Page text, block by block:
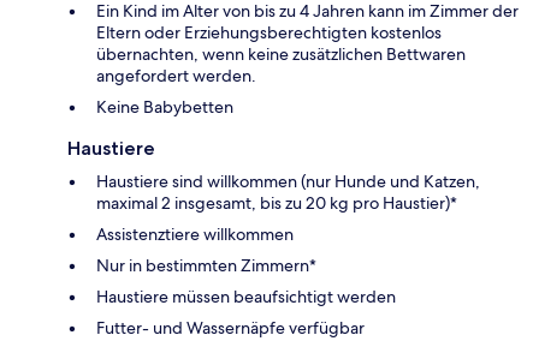
Ein Kind im Alter von bis zu 4 Jahren kann im Zimmer der
Eltern oder Erziehungsberechtigten kostenlos
übernachten, wenn keine zusätzlichen Bettwaren
angefordert werden.
Keine Babybetten
Haustiere
Haustiere sind willkommen (nur Hunde und Katzen,
maximal 2 insgesamt, bis zu 20 kg pro Haustier)*
Assistenztiere willkommen
Nur in bestimmten Zimmern*
Haustiere müssen beaufsichtigt werden
Futter- und Wassernäpfe verfügbar